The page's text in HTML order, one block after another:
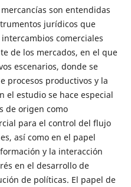
son entendidas
jurídicos que
comerciales
de los mercados, en el que
escenarios, donde se
procesos productivos y la
el estudio se hace especial
de origen como
para el control del flujo
así como en el papel
y la interacción
en el desarrollo de
de políticas. El papel de